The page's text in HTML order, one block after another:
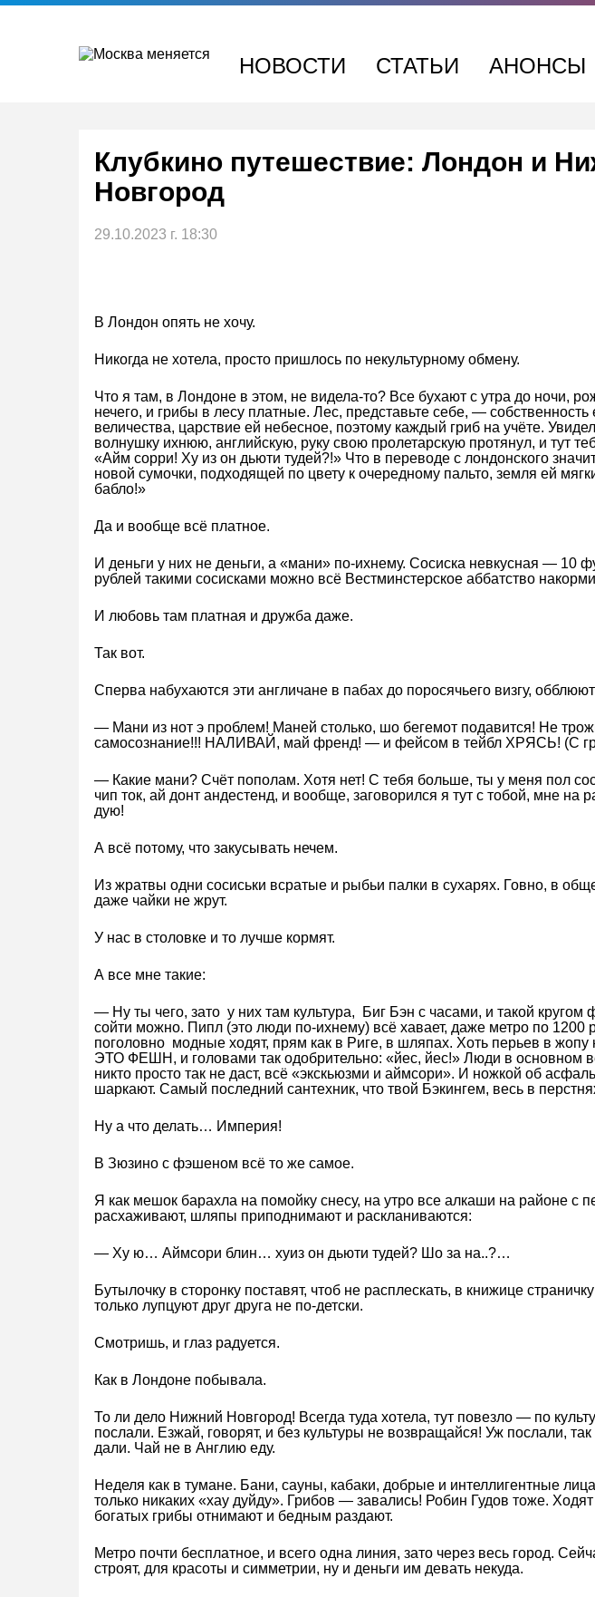
Перейти
НОВОСТИ СТАТЬИ АНОНСЫ
Клубкино путешествие: Лондон и
Новгород
29.10.2023 г. 18:30
В Лондон опять не хочу.
Никогда не хотела, просто пришлось по некультурному обмену.
Что я там, в Лондоне в этом, не видела-то? Все бухают с утра до ночи,
нечего, и грибы в лесу платные. Лес, представьте себе, — собственность
величества, царствие ей небесное, поэтому каждый гриб на учёте.
волнушку ихнюю, английскую, руку свою пролетарскую протянул, и тут
«Айм сорри! Ху из он дьюти тудей?!» Что в переводе с лондонского
новой сумочки, подходящей по цвету к очередному пальто, земля ей
бабло!»
Да и вообще всё платное.
И деньги у них не деньги, а «мани» по-ихнему. Сосиска невкусная — 10
рублей такими сосисками можно всё Вестминстерское аббатство
И любовь там платная и дружба даже.
Так вот.
Сперва набухаются эти англичане в пабах до поросячьего визгу,
— Мани из нот э проблем! Маней столько, шо бегемот подавится! Не
самосознание!!! НАЛИВАЙ, май френд! — и фейсом в тейбл ХРЯСЬ! (С
— Какие мани? Счёт пополам. Хотя нет! С тебя больше, ты у меня пол
чип ток, ай донт андестенд, и вообще, заговорился я тут с тобой, мне на
дую!
А всё потому, что закусывать нечем.
Из жратвы одни сосиськи всратые и рыбьи палки в сухарях. Говно, в
даже чайки не жрут.
У нас в столовке и то лучше кормят.
А все мне такие:
— Ну ты чего, зато у них там культура, Биг Бэн с часами, и такой кругом
сойти можно. Пипл (это люди по-ихнему) всё хавает, даже метро по 1200
поголовно модные ходят, прям как в Риге, в шляпах. Хоть перьев в жопу
ЭТО ФЕШН, и головами так одобрительно: «йес, йес!» Люди в основном
никто просто так не даст, всё «экскьюзми и аймсори». И ножкой об
шаркают. Самый последний сантехник, что твой Бэкингем, весь в
Ну а что делать… Империя!
В Зюзино с фэшеном всё то же самое.
Я как мешок барахла на помойку снесу, на утро все алкаши на районе с
расхаживают, шляпы приподнимают и раскланиваются:
— Ху ю… Аймсори блин… хуиз он дьюти тудей? Шо за на..?…
Бутылочку в сторонку поставят, чтоб не расплескать, в книжице
только лупцуют друг друга не по-детски.
Смотришь, и глаз радуется.
Как в Лондоне побывала.
То ли дело Нижний Новгород! Всегда туда хотела, тут повезло — по
послали. Езжай, говорят, и без культуры не возвращайся! Уж послали,
дали. Чай не в Англию еду.
Неделя как в тумане. Бани, сауны, кабаки, добрые и интеллигентные
только никаких «хау дуйду». Грибов — завались! Робин Гудов тоже.
богатых грибы отнимают и бедным раздают.
Метро почти бесплатное, и всего одна линия, зато через весь город.
строят, для красоты и симметрии, ну и деньги им девать некуда.